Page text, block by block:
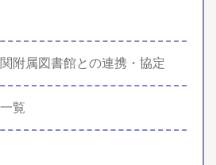
附属図書館との連携・協定
覧